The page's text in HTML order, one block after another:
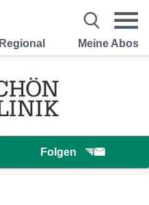
Regional Meine Abos
Folgen